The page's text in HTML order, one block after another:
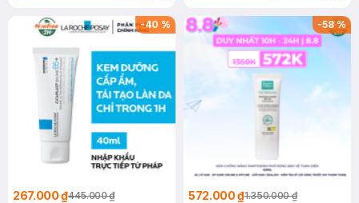
-40 %
267.000 ₫445.000 ₫
-58%
572.000 ₫1.350.000 ₫